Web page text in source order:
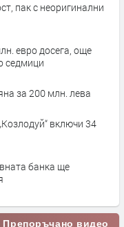
пак с неоригинални
евро досега, още
седмици
за 200 млн. лева
включи 34
банка ще
Препоръчано видео